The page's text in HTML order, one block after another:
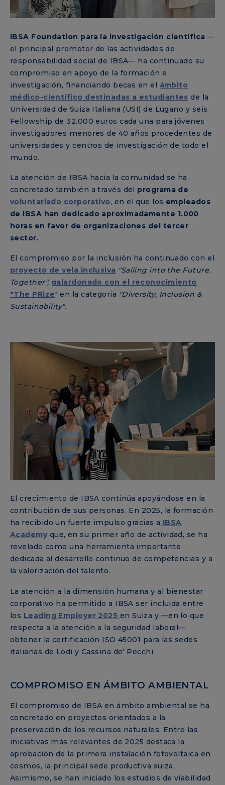
IBSA Foundation para la investigación científica—
el principal promotor de las actividades de
responsabilidad social de IBSA— ha continuado su
compromiso en apoyo de la formación e
investigación, financiando becas en el ámbito
médico-científico destinadas a estudiantes de la
Universidad de Suiza Italiana (USI) de Lugano y seis
Fellowship de 32.000 euros cada una para jóvenes
investigadores menores de 40 años procedentes de
universidades y centros de investigación de todo el
mundo.
La atención de IBSA hacia la comunidad se ha
concretado también a través del programa de
voluntariado corporativo, en el que los empleados
de IBSA han dedicado aproximadamente 1.000
horas en favor de organizaciones del tercer
sector.
El compromiso por la inclusión ha continuado con el
proyecto de vela inclusiva "Sailing into the Future.
Together", galardonado con el reconocimiento
"The PRize" en la categoría "Diversity, Inclusion &
Sustainability".
El crecimiento de IBSA continúa apoyándose en la
contribución de sus personas. En 2025, la formación
ha recibido un fuerte impulso gracias a IBSA
Academyque, en su primer año de actividad, se ha
revelado como una herramienta importante
dedicada al desarrollo continuo de competencias y a
la valorización del talento.
La atención a la dimensión humana y al bienestar
corporativo ha permitido a IBSA ser incluida entre
los Leading Employer 2025 en Suiza y —en lo que
respecta a la atención a la seguridad laboral—
obtener la certificación ISO 45001 para las sedes
italianas de Lodi y Cassina de' Pecchi.
COMPROMISO EN ÁMBITO AMBIENTAL
El compromiso de IBSA en ámbito ambiental se ha
concretado en proyectos orientados a la
preservación de los recursos naturales. Entre las
iniciativas más relevantes de 2025 destaca la
aprobación de la primera instalación fotovoltaica en
cosmos, la principal sede productiva suiza.
Asimismo, se han iniciado los estudios de viabilidad